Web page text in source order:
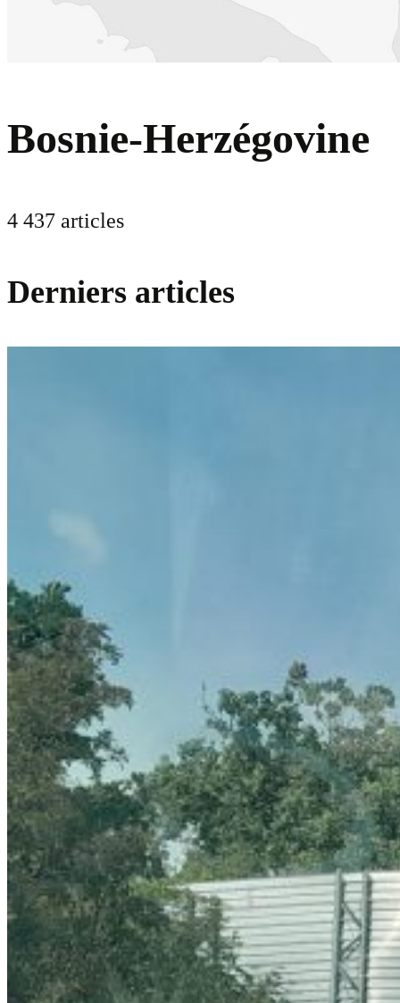
Bosnie-Herzégovine
4 437 articles
Derniers articles